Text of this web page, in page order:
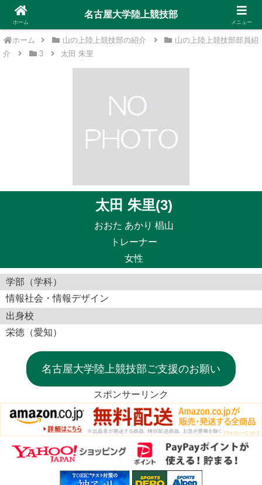
ホーム 山の上陸上競技部の紹介
山の上陸上競技部部員紹
介
3 太田 朱里
太田 朱里(3)
おおた あかり 椙山
トレーナー
女性
学部（学科）
情報社会・情報デザイン
出身校
栄徳（愛知）
名古屋大学陸上競技部ご支援のお願い
スポンサーリンク
ホーム
名古屋大学陸上競技部
メニュー